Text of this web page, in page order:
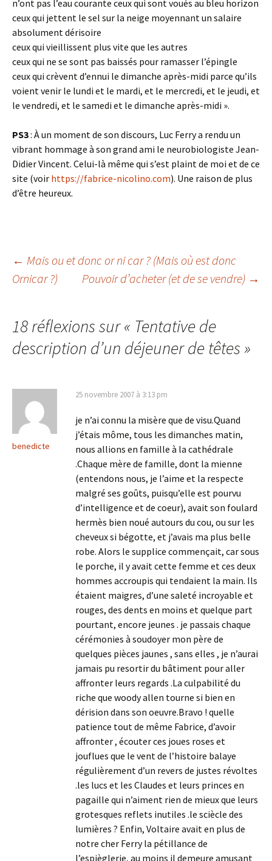
n’ont pas l’eau courante ceux qui sont voués au bleu horizon
ceux qui jettent le sel sur la neige moyennant un salaire
absolument dérisoire
ceux qui vieillissent plus vite que les autres
ceux qui ne se sont pas baissés pour ramasser l’épingle
ceux qui crèvent d’ennui le dimanche après-midi parce qu’ils
voient venir le lundi et le mardi, et le mercredi, et le jeudi, et
le vendredi, et le samedi et le dimanche après-midi ».
PS3: À un moment de son discours, Luc Ferry a rendu un
vibrant hommage à son grand ami le neurobiologiste Jean-
Didier Vincent. Celui-là même qui s’est plaint de moi et de ce
site (voir https://fabrice-nicolino.com). Une raison de plus
d’être heureux.
Navigation
articles
← Mais ou et donc or ni car ? (Mais où est donc
Ornicar ?)
Pouvoir d’acheter (et de se vendre) →
18 réflexions sur « Tentative de
description d’un déjeuner de têtes»
benedicte
25 novembre 2007 à 3:13 pm
je n’ai connu la misère que de visu.Quand
j’étais môme, tous les dimanches matin,
nous allions en famille à la cathédrale
.Chaque mère de famille, dont la mienne
(entendons nous, je l’aime et la respecte
malgré ses goûts, puisqu’elle est pourvu
d’intelligence et de coeur), avait son foulard
hermès bien noué autours du cou, ou sur les
cheveux si bégotte, et j’avais ma plus belle
robe. Alors le supplice commençait, car sous
le porche, il y avait cette femme et ces deux
hommes accroupis qui tendaient la main. Ils
étaient maigres, d’une saleté incroyable et
rouges, des dents en moins et quelque part
pourtant, encore jeunes . je passais chaque
cérémonies à soudoyer mon père de
quelques pièces jaunes , sans elles , je n’aurai
jamais pu resortir du bâtiment pour aller
affronter leurs regards .La culpabilité du
riche que woody allen tourne si bien en
dérision dans son oeuvre.Bravo ! quelle
patience tout de même Fabrice, d’avoir
affronter , écouter ces joues roses et
jouflues que le vent de l’histoire balaye
régulièrement d’un revers de justes révoltes
.les lucs et les Claudes et leurs princes en
pagaille qui n’aiment rien de mieux que leurs
grotesques reflets inutiles .le sciècle des
lumières ? Enfin, Voltaire avait en plus de
notre cher Ferry la pétillance de
l’espièglerie, au moins il demeure amusant